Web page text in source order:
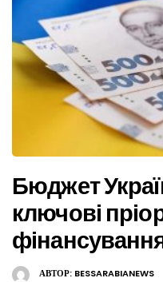
Бюджет
ключові
АВТОР: BESSARABIANEWS